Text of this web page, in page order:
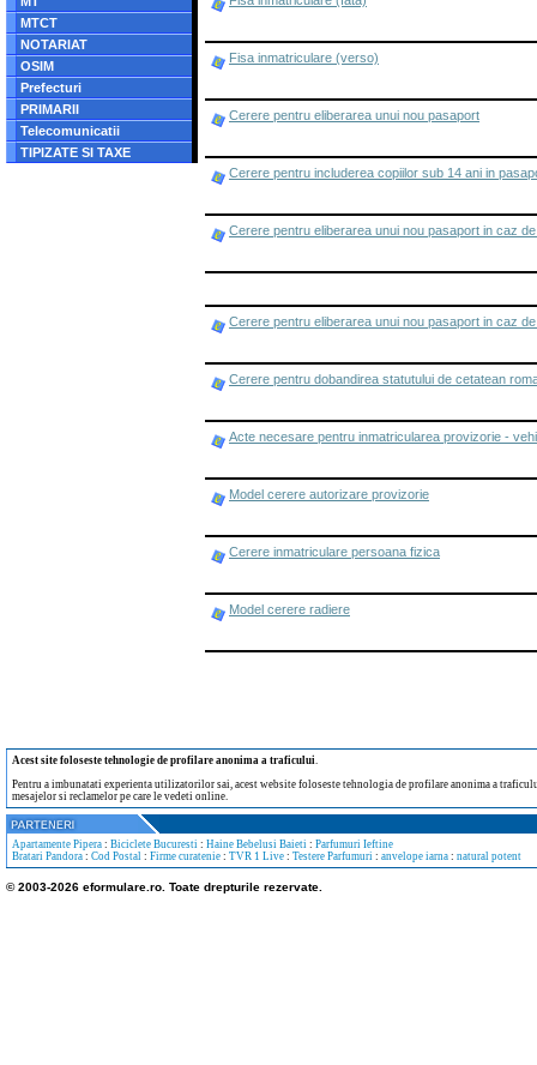
MTCT
NOTARIAT
OSIM
Prefecturi
PRIMARII
Telecomunicatii
TIPIZATE SI TAXE
Fisa inmatriculare (verso)
Cerere pentru eliberarea unui nou pasaport
Cerere pentru includerea copiilor sub 14 ani in
Cerere pentru eliberarea unui nou pasaport in caz
Cerere pentru eliberarea unui nou pasaport in caz
Cerere pentru dobandirea statutului de cetatean
Acte necesare pentru inmatricularea provizorie -
Model cerere autorizare provizorie
Cerere inmatriculare persoana fizica
Model cerere radiere
Acest site foloseste tehnologie de profilare anonima a traficului.
Pentru a imbunatati experienta utilizatorilor sai, acest website foloseste tehnologia de profilare anonima a
mesajelor si reclamelor pe care le vedeti online.
Apartamente Pipera : Biciclete Bucuresti : Haine Bebelusi Baieti : Parfumuri Ieftine
Bratari Pandora : Cod Postal : Firme curatenie : TVR 1 Live : Testere Parfumuri : anvelope iarna : natural potent
© 2003-2026 eformulare.ro. Toate drepturile rezervate.